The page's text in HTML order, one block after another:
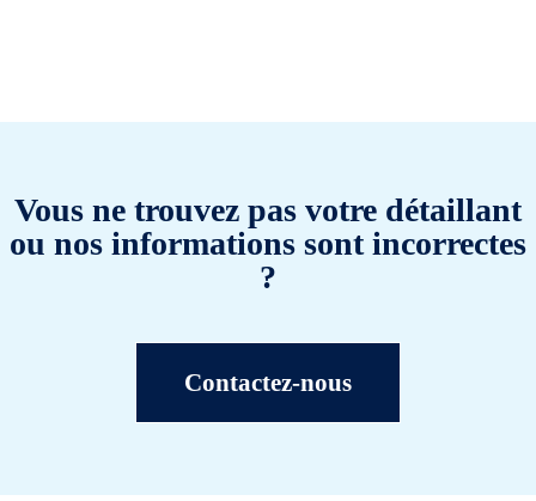
Vous ne trouvez pas votre détaillant
ou nos informations sont incorrectes
?
Contactez-nous